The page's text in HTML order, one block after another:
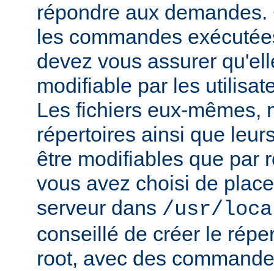
répondre aux
les commandes
devez vous assurer
modifiable par les
Les fichiers eux-mêmes,
répertoires ainsi que
être modifiables que par
vous avez choisi de
serveur dans /usr/
conseillé de créer le
root, avec des